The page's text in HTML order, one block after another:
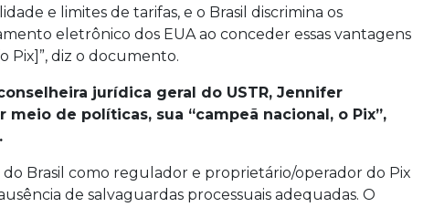
e limites de tarifas, e o Brasil discrimina os
eletrônico dos EUA ao conceder essas vantagens
Pix]”, diz o documento.
jurídica geral do USTR, Jennifer
de políticas, sua “campeã nacional, o Pix”,
Brasil como regulador e proprietário/operador do Pix
de salvaguardas processuais adequadas. O